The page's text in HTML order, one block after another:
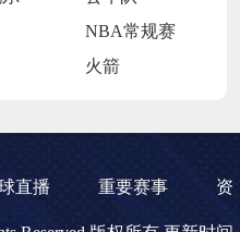
NBA常规赛
火箭
直播 重要赛事 资